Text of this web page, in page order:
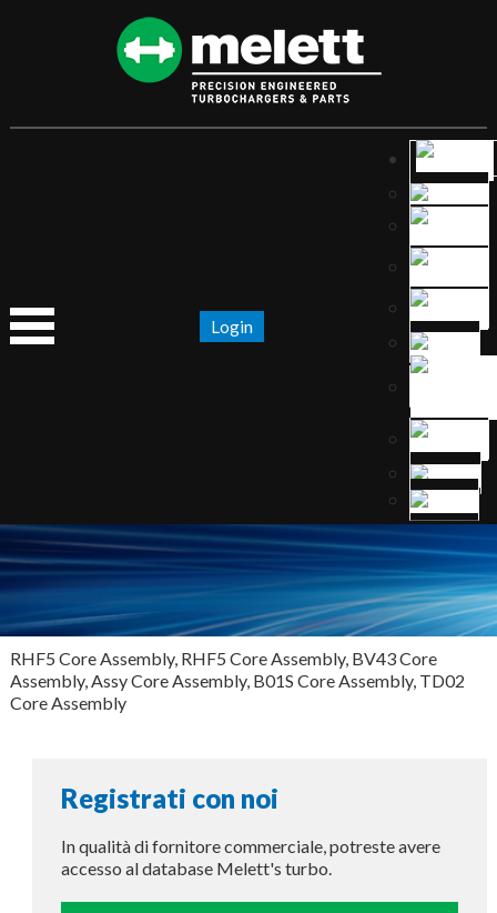
Login
RHF5 Core Assembly, RHF5 Core Assembly, BV43 Core
Assembly, Assy Core Assembly, B01S Core Assembly, TD02
Core Assembly
Registrati con noi
In qualità di fornitore commerciale, potreste avere
accesso al database Melett's turbo.